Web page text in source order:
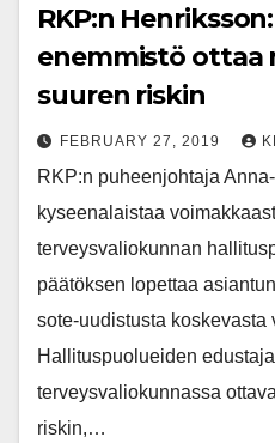
RKP:n
enemmistö ottaa
suuren riskin
FEBRUARY 27, 2019
RKP:n puheenjohtaja
kyseenalaistaa
terveysvaliokunnan
päätöksen lopettaa
sote-uudistusta koskevasta
Hallituspuolueiden
terveysvaliokunnassa
riskin,…